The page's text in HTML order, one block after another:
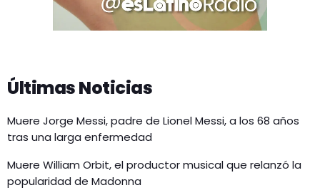
Últimas Noticias
Muere Jorge Messi, padre de Lionel Messi, a los 68 años
tras una larga enfermedad
Muere William Orbit, el productor musical que relanzó la
popularidad de Madonna